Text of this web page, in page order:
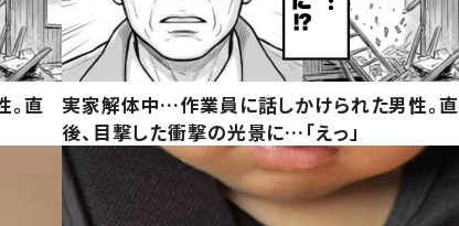
直
実家解体中…作業員に話しかけられた男性。直
後、目撃した衝撃の光景に…「えっ」